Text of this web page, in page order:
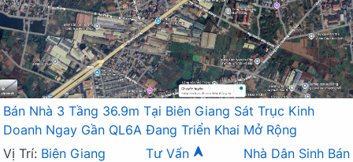
Bán Nhà 3 Tầng 36.9m Tại Biên Giang Sát Trục Kinh
Doanh Ngay Gần QL6A Đang Triển Khai Mở Rộng
Vị Trí: Biên Giang Tư Vấn
Nhà Dân Sinh Bán